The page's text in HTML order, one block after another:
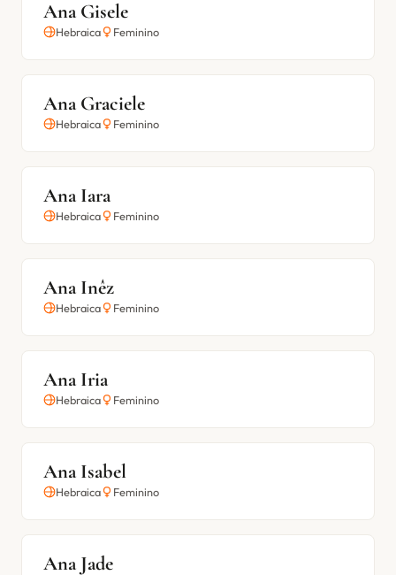
Ana Gisele
Hebraica Feminino
Ana Graciele
Hebraica Feminino
Ana Iara
Hebraica Feminino
Ana Inêz
Hebraica Feminino
Ana Iria
Hebraica Feminino
Ana Isabel
Hebraica Feminino
Ana Jade